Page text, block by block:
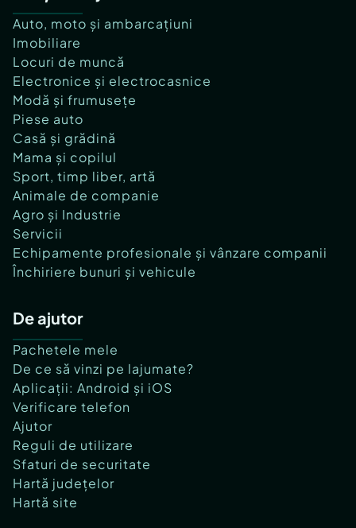
Auto, moto și ambarcațiuni
Imobiliare
Locuri de muncă
Electronice și electrocasnice
Modă și frumusețe
Piese auto
Casă și grădină
Mama și copilul
Sport, timp liber, artă
Animale de companie
Agro și Industrie
Servicii
Echipamente profesionale și vânzare companii
Închiriere bunuri și vehicule
De ajutor
Pachetele mele
De ce să vinzi pe lajumate?
Aplicații: Android și iOS
Verificare telefon
Ajutor
Reguli de utilizare
Sfaturi de securitate
Hartă județelor
Hartă site